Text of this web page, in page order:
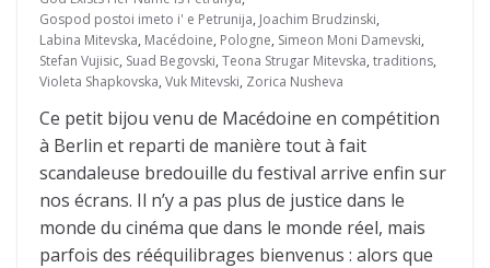
Gospod postoi imeto i' e Petrunija, Joachim Brudzinski,
Labina Mitevska, Macédoine, Pologne, Simeon Moni Damevski,
Stefan Vujisic, Suad Begovski, Teona Strugar Mitevska, traditions,
Violeta Shapkovska, Vuk Mitevski, Zorica Nusheva
Ce petit bijou venu de Macédoine en compétition
à Berlin et reparti de manière tout à fait
scandaleuse bredouille du festival arrive enfin sur
nos écrans. Il n’y a pas plus de justice dans le
monde du cinéma que dans le monde réel, mais
parfois des rééquilibrages bienvenus : alors que